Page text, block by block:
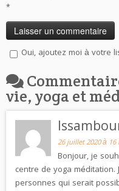
*
Oui, ajoutez moi à votre
vie, yoga et
26 juillet 2020 à 16
Bonjour, je
centre de yoga
personnes qui serait